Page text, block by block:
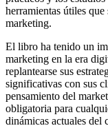
herramientas útiles
marketing.
El libro ha tenido un
marketing en la era
replantearse sus
significativas con sus
pensamiento del
obligatoria para
dinámicas actuales del